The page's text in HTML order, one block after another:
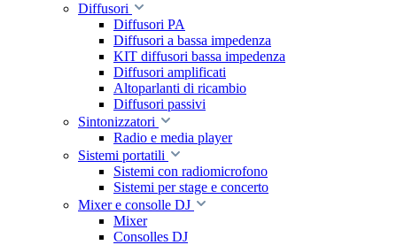
Diffusori
Diffusori PA
Diffusori a bassa impedenza
KIT diffusori bassa impedenza
Diffusori amplificati
Altoparlanti di ricambio
Diffusori passivi
Sintonizzatori
Radio e media player
Sistemi portatili
Sistemi con radiomicrofono
Sistemi per stage e concerto
Mixer e consolle DJ
Mixer
Consolles DJ